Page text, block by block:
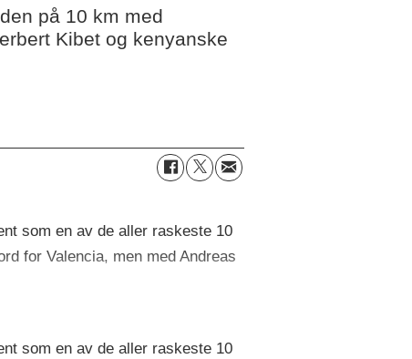
på 10 km med
Kibet og kenyanske
som en av de aller raskeste 10
for Valencia, men med Andreas
som en av de aller raskeste 10